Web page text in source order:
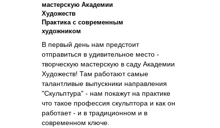
В первый день нам предстоит
отправиться в удивительное место -
творческую мастерскую в саду Академии
Художеств! Там работают самые
талантливые выпускники направления
"Скульптура" - нам покажут на практике
что такое профессия скульптора и как он
работает - и в традиционном и в
современном ключе.
мастерскую Академии
Художеств
Практика с современным
художником